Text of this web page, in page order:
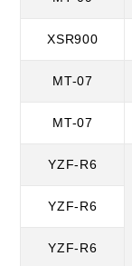
XSR900
MT-07
MT-07
YZF-R6
YZF-R6
YZF-R6